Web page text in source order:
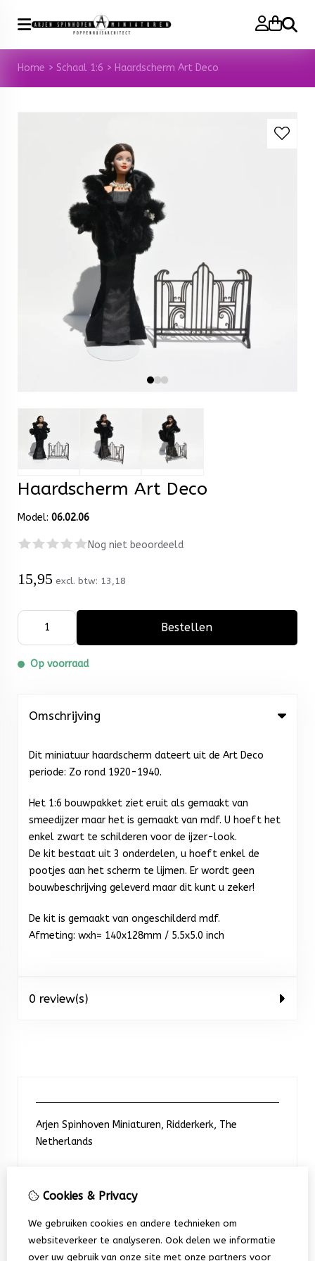
Zoeken
Home > Schaal 1:6 > Haardscherm Art Deco
Haardscherm Art Deco
Model: 06.02.06
Nog niet beoordeeld
15,95 excl. btw: 13,18
Bestellen
Op voorraad
Omschrijving
Dit miniatuur haardscherm dateert uit de Art Deco
periode: Zo rond 1920-1940.
Het 1:6 bouwpakket ziet eruit als gemaakt van
smeedijzer maar het is gemaakt van mdf. U hoeft het
enkel zwart te schilderen voor de ijzer-look.
De kit bestaat uit 3 onderdelen, u hoeft enkel de
pootjes aan het scherm te lijmen. Er wordt geen
bouwbeschrijving geleverd maar dit kunt u zeker!
De kit is gemaakt van ongeschilderd mdf.
Afmeting: wxh= 140x128mm / 5.5x5.0 inch
0 review(s)
Arjen Spinhoven Miniaturen, Ridderkerk, The
Netherlands
Neem contact met ons op
+31 6 248 201 91
Cookies & Privacy
We gebruiken cookies en andere technieken om
websiteverkeer te analyseren. Ook delen we informatie
over uw gebruik van onze site met onze partners voor